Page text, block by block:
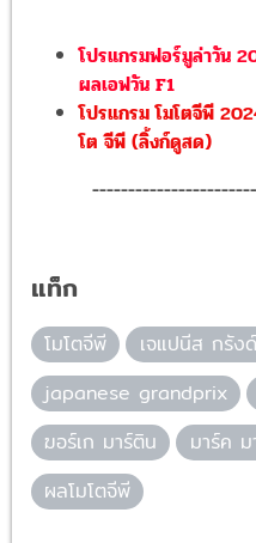
โปรแกรมฟอร์มูล่าวัน
ผลเอฟวัน F1
โปรแกรม โมโตจีพี
โต จีพี (ลิ้งก์ดูสด)
แท็ก
โมโตจีพี เจแปนีส กรัง
japanese grandprix
ฆอร์เก มาร์ติน
มาร์ค ม
ผลโมโตจีพี